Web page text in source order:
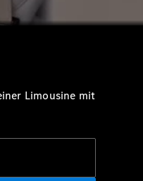
vermittelt wird. Rosa
Limousine mit